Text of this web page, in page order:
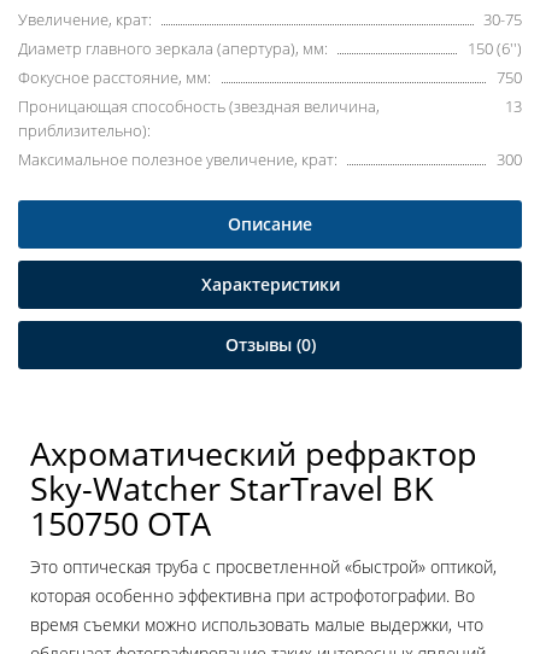
Увеличение, крат:
30-75
Диаметр главного зеркала (апертура), мм:
150 (6'')
Фокусное расстояние, мм:
750
Проницающая способность (звездная величина,
приблизительно):
13
Максимальное полезное увеличение, крат: 300
Описание
Характеристики
Отзывы (0)
Ахроматический рефрактор
Sky-Watcher StarTravel BK
150750 OTA
Это оптическая труба с просветленной «быстрой» оптикой,
которая особенно эффективна при астрофотографии. Во
время съемки можно использовать малые выдержки, что